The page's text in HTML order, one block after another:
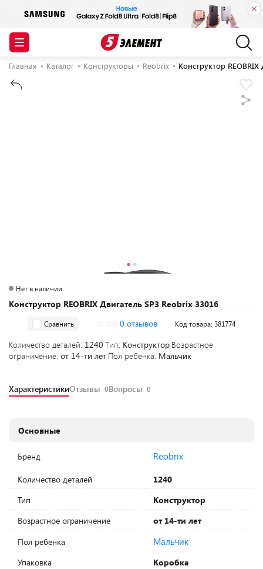
Главная Каталог Конструкторы Reobrix Конструктор
Конструктор REOBRIX Двигатель SP3 Reobrix 33016
Нет в наличии
Сравнить 0 отзывов Код товара: 381774
Количество деталей: 1240 Тип: Конструктор Возрастное
ограничение: от 14-ти лет Пол ребенка: Мальчик
ХарактеристикиОтзывы 0Вопросы 0
Основные
Бренд Reobrix
Количество деталей
1240
Тип
Конструктор
Возрастное ограничение
от 14-ти лет
Пол ребенка
Мальчик
Упаковка
Коробка